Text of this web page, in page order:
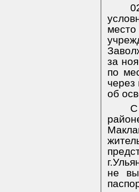
за
по
через
об
С
не